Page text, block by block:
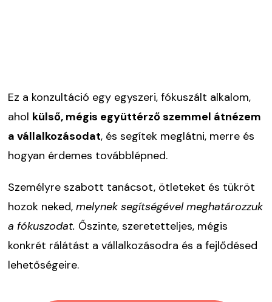
Ez a konzultáció egy egyszeri, fókuszált alkalom,
ahol külső, mégis együttérző szemmel átnézem
a vállalkozásodat, és segítek meglátni, merre és
hogyan érdemes továbblépned.
Személyre szabott tanácsot, ötleteket és tükröt
hozok neked, melynek segítségével meghatározzuk
a fókuszodat. Őszinte, szeretetteljes, mégis
konkrét rálátást a vállalkozásodra és a fejlődésed
lehetőségeire.